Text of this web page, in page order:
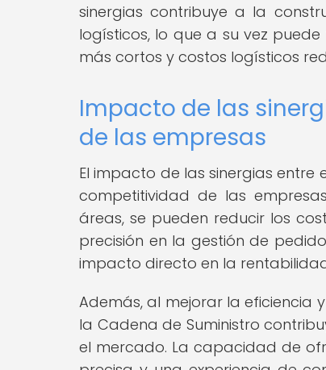
sinergias contribuye a la
logísticos, lo que a su vez
más cortos y costos logísticos
Impacto de las
de las empresas
El impacto de las sinergias
competitividad de las
áreas, se pueden reducir los
precisión en la gestión de
impacto directo en la
Además, al mejorar la eficiencia
la Cadena de Suministro
el mercado. La capacidad de